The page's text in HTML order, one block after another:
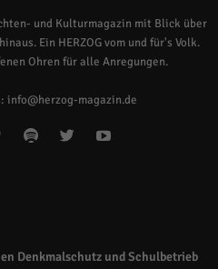
und Kulturmagazin mit Blick über
Ein HERZOG vom und für's Volk.
Ohren für alle Anregungen.
info@herzog-magazin.de
Denkmalschutz und Schulbetrieb